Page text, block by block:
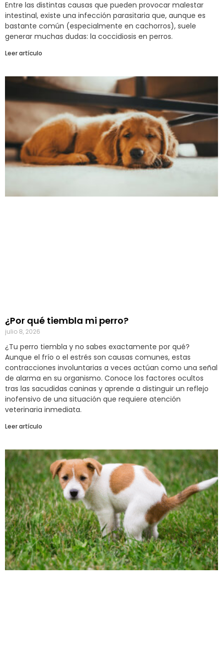
Entre las distintas causas que pueden provocar malestar
intestinal, existe una infección parasitaria que, aunque es
bastante común (especialmente en cachorros), suele
generar muchas dudas: la coccidiosis en perros.
Leer artículo
¿Por qué tiembla mi perro?
julio 8, 2026
¿Tu perro tiembla y no sabes exactamente por qué?
Aunque el frío o el estrés son causas comunes, estas
contracciones involuntarias a veces actúan como una señal
de alarma en su organismo. Conoce los factores ocultos
tras las sacudidas caninas y aprende a distinguir un reflejo
inofensivo de una situación que requiere atención
veterinaria inmediata.
Leer artículo